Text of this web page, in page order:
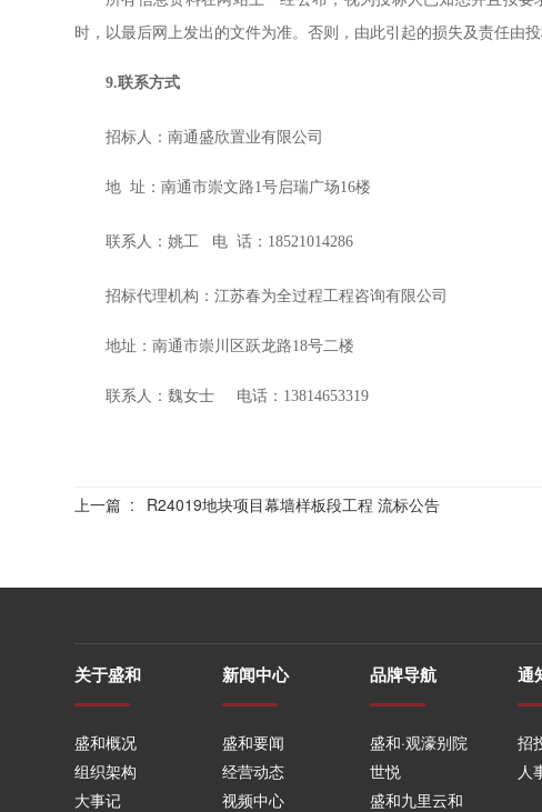
时，以最后网上发出的文件为准。否则，由此引起的损失及责任由投
9.联系方式
招标人：南通盛欣置业有限公司
地 址：南通市崇文路1号启瑞广场16楼
联系人：姚工 电 话： 18521014286
招标代理机构：江苏春为全过程工程咨询有限公司
地址：南通市崇川区跃龙路18号二楼
联系人：魏女士 电话： 13814653319
上一篇 : R24019地块项目幕墙样板段工程 流标公告
关于盛和
盛和概况
组织架构
大事记
新闻中心
盛和要闻
经营动态
视频中心
品牌导航
盛和·观濠别院
世悦
盛和九里云和
通
招
人